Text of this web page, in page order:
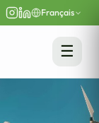
Français
☰